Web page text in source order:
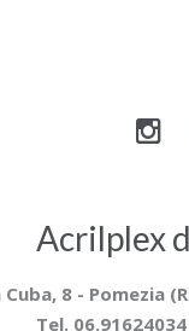
Acrilplex
Cuba, 8 - Pomezia
Tel. 06.91624034